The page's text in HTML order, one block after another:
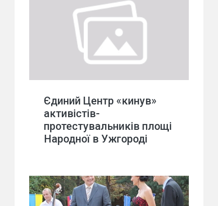
Єдиний Центр «кинув»
активістів-
протестувальників площі
Народної в Ужгороді